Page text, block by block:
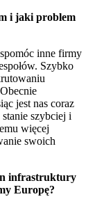
i jaki problem
inne firmy
Szybko
jest nas coraz
szybciej i
więcej
swoich
infrastruktury
Europę?